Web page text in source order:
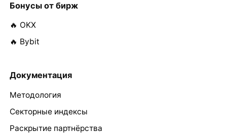
Бонусы от бирж
🔥 OKX
🔥 Bybit
Документация
Методология
Секторные индексы
Раскрытие партнёрства